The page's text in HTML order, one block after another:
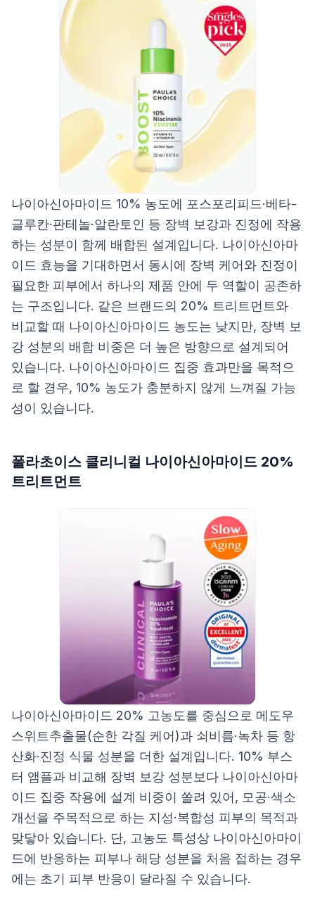
나이아신아마이드 10% 농도에 포스포리피드·베타-
글루칸·판테놀·알란토인 등 장벽 보강과 진정에 작용
하는 성분이 함께 배합된 설계입니다. 나이아신아마
이드 효능을 기대하면서 동시에 장벽 케어와 진정이
필요한 피부에서 하나의 제품 안에 두 역할이 공존하
는 구조입니다. 같은 브랜드의 20% 트리트먼트와
비교할 때 나이아신아마이드 농도는 낮지만, 장벽 보
강 성분의 배합 비중은 더 높은 방향으로 설계되어
있습니다. 나이아신아마이드 집중 효과만을 목적으
로 할 경우, 10% 농도가 충분하지 않게 느껴질 가능
성이 있습니다.
폴라초이스 클리니컬 나이아신아마이드 20%
트리트먼트
나이아신아마이드 20% 고농도를 중심으로 메도우
스위트추출물(순한 각질 케어)과 쇠비름·녹차 등 항
산화·진정 식물 성분을 더한 설계입니다. 10% 부스
터 앰플과 비교해 장벽 보강 성분보다 나이아신아마
이드 집중 작용에 설계 비중이 쏠려 있어, 모공·색소
개선을 주목적으로 하는 지성·복합성 피부의 목적과
맞닿아 있습니다. 단, 고농도 특성상 나이아신아마이
드에 반응하는 피부나 해당 성분을 처음 접하는 경우
에는 초기 피부 반응이 달라질 수 있습니다.